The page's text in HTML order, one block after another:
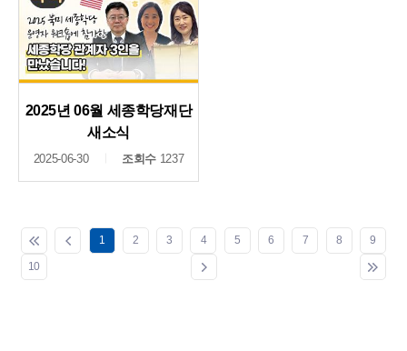
2025년 06월 세종학당재단
새소식
2025-06-30 조회수 1237
1 2 3 4 5 6 7 8 9
10